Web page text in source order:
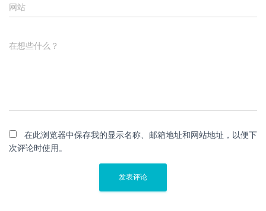
网站
在想些什么？
在此浏览器中保存我的显示名称、邮箱地址和网站地址，以便下
次评论时使用。